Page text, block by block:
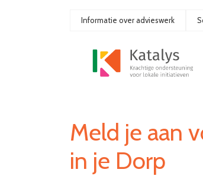
Informatie over advieswerk
Meld je aan
in je Dorp